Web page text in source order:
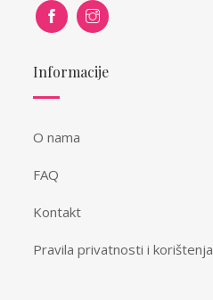
Informacije
O nama
FAQ
Kontakt
Pravila privatnosti i korištenja